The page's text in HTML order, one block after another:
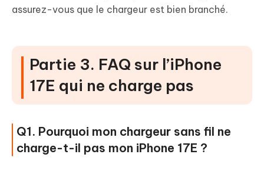
assurez-vous que le chargeur est bien branché.
Partie 3. FAQ sur l’iPhone
17E qui ne charge pas
Q1. Pourquoi mon chargeur sans fil ne
charge-t-il pas mon iPhone 17E ?